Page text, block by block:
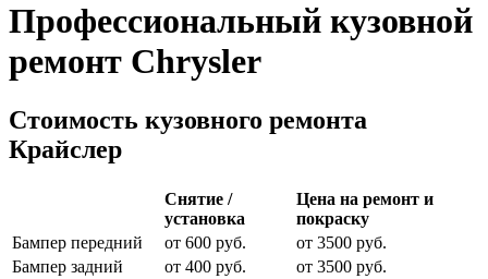
Профессиональный кузовной
ремонт Chrysler
Стоимость кузовного ремонта
Крайслер
Снятие /
установка
Цена на ремонт и
покраску
Бампер передний
от 600 руб.
от 3500 руб.
Бампер задний
от 400 руб.
от 3500 руб.